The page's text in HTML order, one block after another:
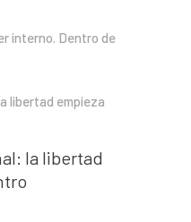
interno. Dentro de
la libertad